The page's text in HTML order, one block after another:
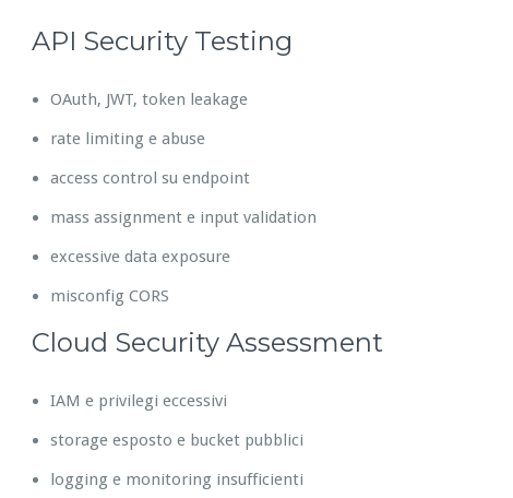
API Security Testing
OAuth, JWT, token leakage
rate limiting e abuse
access control su endpoint
mass assignment e input validation
excessive data exposure
misconfig CORS
Cloud Security Assessment
IAM e privilegi eccessivi
storage esposto e bucket pubblici
logging e monitoring insufficienti